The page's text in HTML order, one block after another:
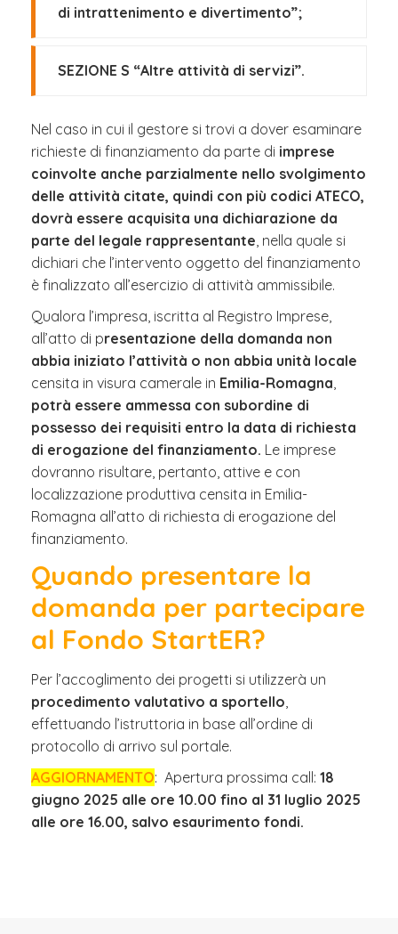
di intrattenimento e divertimento”;
SEZIONE S “Altre attività di servizi”.
Nel caso in cui il gestore si trovi a dover esaminare
richieste di finanziamento da parte di imprese
coinvolte anche parzialmente nello svolgimento
delle attività citate, quindi con più codici ATECO,
dovrà essere acquisita una dichiarazione da
parte del legale rappresentante, nella quale si
dichiari che l’intervento oggetto del finanziamento
è finalizzato all’esercizio di attività ammissibile.
Qualora l’impresa, iscritta al Registro Imprese,
all’atto di presentazione della domanda non
abbia iniziato l’attività o non abbia unità locale
censita in visura camerale in Emilia-Romagna,
potrà essere ammessa con subordine di
possesso dei requisiti entro la data di richiesta
di erogazione del finanziamento. Le imprese
dovranno risultare, pertanto, attive e con
localizzazione produttiva censita in Emilia-
Romagna all’atto di richiesta di erogazione del
finanziamento.
Quando presentare la
domanda per partecipare
al Fondo StartER?
Per l’accoglimento dei progetti si utilizzerà un
procedimento valutativo a sportello,
effettuando l’istruttoria in base all’ordine di
protocollo di arrivo sul portale.
AGGIORNAMENTO: Apertura prossima call: 18
giugno 2025 alle ore 10.00 fino al 31 luglio 2025
alle ore 16.00, salvo esaurimento fondi.